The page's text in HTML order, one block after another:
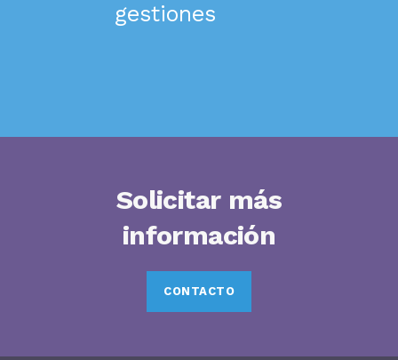
gestiones
Solicitar más
información
CONTACTO